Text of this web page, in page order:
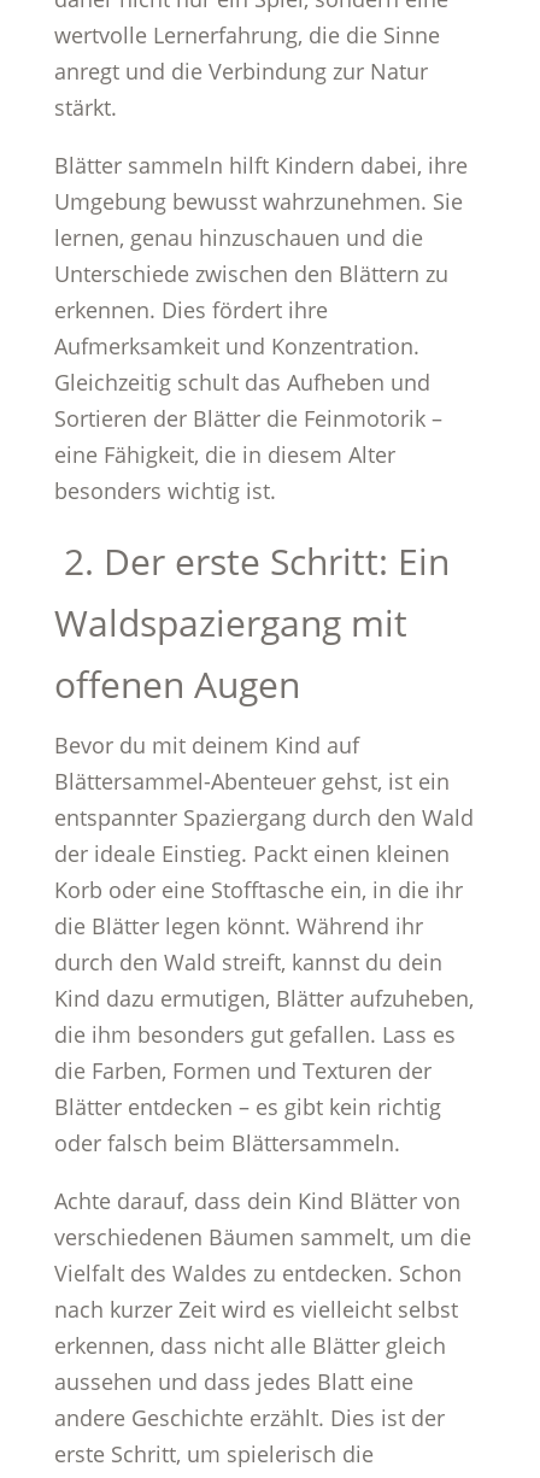
wertvolle Lernerfahrung, die die Sinne
anregt und die Verbindung zur Natur
stärkt.
Blätter sammeln hilft Kindern dabei, ihre
Umgebung bewusst wahrzunehmen. Sie
lernen, genau hinzuschauen und die
Unterschiede zwischen den Blättern zu
erkennen. Dies fördert ihre
Aufmerksamkeit und Konzentration.
Gleichzeitig schult das Aufheben und
Sortieren der Blätter die Feinmotorik –
eine Fähigkeit, die in diesem Alter
besonders wichtig ist.
2. Der erste Schritt: Ein
Waldspaziergang mit
offenen Augen
Bevor du mit deinem Kind auf
Blättersammel-Abenteuer gehst, ist ein
entspannter Spaziergang durch den Wald
der ideale Einstieg. Packt einen kleinen
Korb oder eine Stofftasche ein, in die ihr
die Blätter legen könnt. Während ihr
durch den Wald streift, kannst du dein
Kind dazu ermutigen, Blätter aufzuheben,
die ihm besonders gut gefallen. Lass es
die Farben, Formen und Texturen der
Blätter entdecken – es gibt kein richtig
oder falsch beim Blättersammeln.
Achte darauf, dass dein Kind Blätter von
verschiedenen Bäumen sammelt, um die
Vielfalt des Waldes zu entdecken. Schon
nach kurzer Zeit wird es vielleicht selbst
erkennen, dass nicht alle Blätter gleich
aussehen und dass jedes Blatt eine
andere Geschichte erzählt. Dies ist der
erste Schritt, um spielerisch die